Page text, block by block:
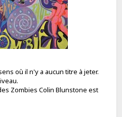
où il n'y a aucun titre à jeter.
Zombies Colin Blunstone est